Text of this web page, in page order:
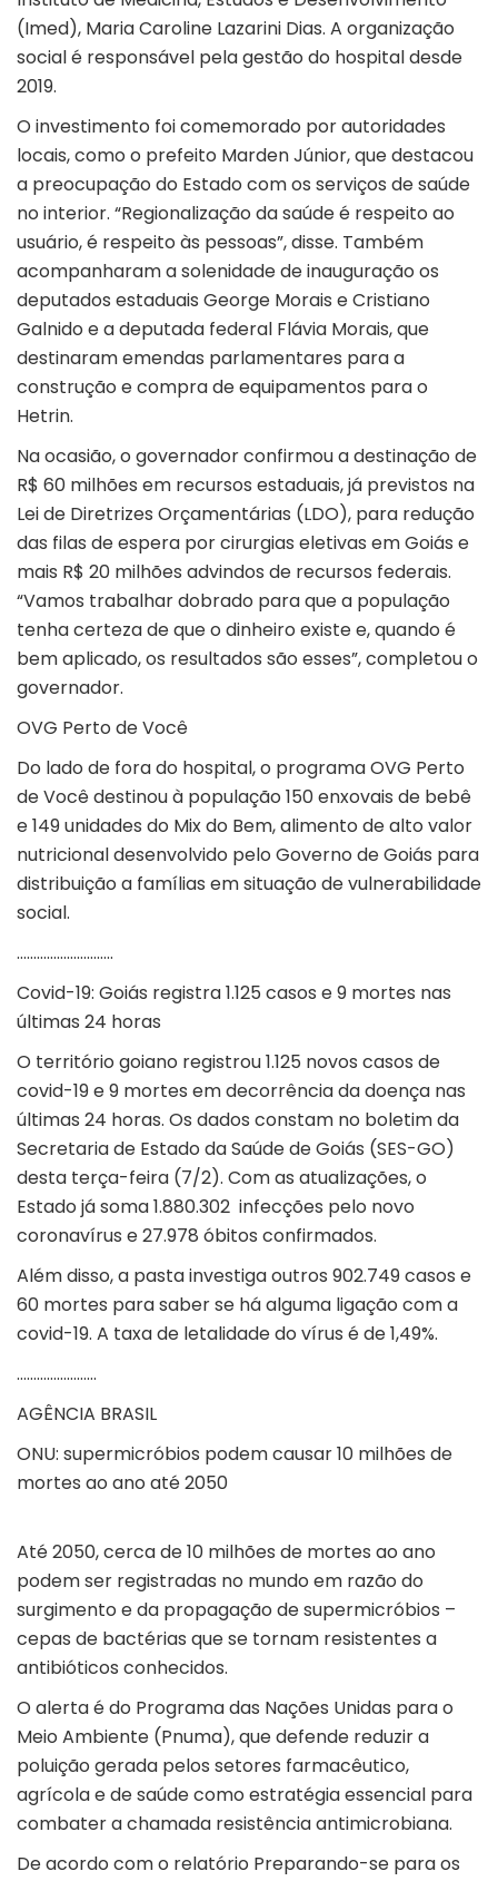
(Imed), Maria Caroline Lazarini Dias. A organização
social é responsável pela gestão do hospital desde
2019.
O investimento foi comemorado por autoridades
locais, como o prefeito Marden Júnior, que destacou
a preocupação do Estado com os serviços de saúde
no interior. “Regionalização da saúde é respeito ao
usuário, é respeito às pessoas”, disse. Também
acompanharam a solenidade de inauguração os
deputados estaduais George Morais e Cristiano
Galnido e a deputada federal Flávia Morais, que
destinaram emendas parlamentares para a
construção e compra de equipamentos para o
Hetrin.
Na ocasião, o governador confirmou a destinação de
R$ 60 milhões em recursos estaduais, já previstos na
Lei de Diretrizes Orçamentárias (LDO), para redução
das filas de espera por cirurgias eletivas em Goiás e
mais R$ 20 milhões advindos de recursos federais.
“Vamos trabalhar dobrado para que a população
tenha certeza de que o dinheiro existe e, quando é
bem aplicado, os resultados são esses”, completou o
governador.
OVG Perto de Você
Do lado de fora do hospital, o programa OVG Perto
de Você destinou à população 150 enxovais de bebê
e 149 unidades do Mix do Bem, alimento de alto valor
nutricional desenvolvido pelo Governo de Goiás para
distribuição a famílias em situação de vulnerabilidade
social.
………………………..
Covid-19: Goiás registra 1.125 casos e 9 mortes nas
últimas 24 horas
O território goiano registrou 1.125 novos casos de
covid-19 e 9 mortes em decorrência da doença nas
últimas 24 horas. Os dados constam no boletim da
Secretaria de Estado da Saúde de Goiás (SES-GO)
desta terça-feira (7/2). Com as atualizações, o
Estado já soma 1.880.302 infecções pelo novo
coronavírus e 27.978 óbitos confirmados.
Além disso, a pasta investiga outros 902.749 casos e
60 mortes para saber se há alguma ligação com a
covid-19. A taxa de letalidade do vírus é de 1,49%.
……………………
AGÊNCIA BRASIL
ONU: supermicróbios podem causar 10 milhões de
mortes ao ano até 2050
Até 2050, cerca de 10 milhões de mortes ao ano
podem ser registradas no mundo em razão do
surgimento e da propagação de supermicróbios –
cepas de bactérias que se tornam resistentes a
antibióticos conhecidos.
O alerta é do Programa das Nações Unidas para o
Meio Ambiente (Pnuma), que defende reduzir a
poluição gerada pelos setores farmacêutico,
agrícola e de saúde como estratégia essencial para
combater a chamada resistência antimicrobiana.
De acordo com o relatório Preparando-se para os